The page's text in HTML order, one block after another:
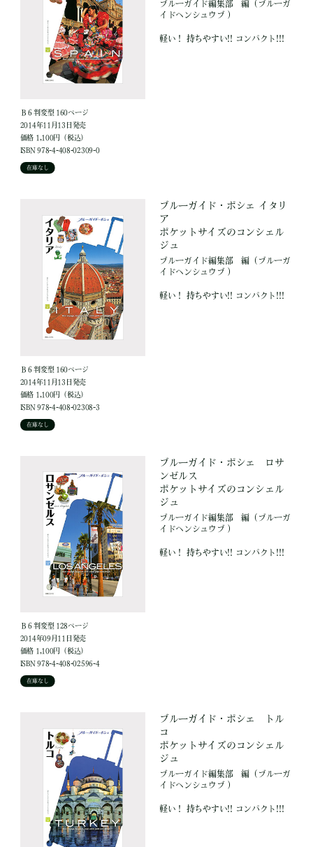
Ｂ６判変型 160ページ
2014年11月13日発売
価格 1,100円（税込）
ISBN 978-4-408-02309-0
在庫なし
ブルーガイド編集部 編 （ブルーガ
イドヘンシュウブ ）
軽い！ 持ちやすい!! コンパクト!!!
Ｂ６判変型 160ページ
2014年11月13日発売
価格 1,100円（税込）
ISBN 978-4-408-02308-3
在庫なし
ブルーガイド・ポシェ イタリ
ア
ポケットサイズのコンシェル
ジュ
ブルーガイド編集部 編 （ブルーガ
イドヘンシュウブ ）
軽い！ 持ちやすい!! コンパクト!!!
Ｂ６判変型 128ページ
2014年09月11日発売
価格 1,100円（税込）
ISBN 978-4-408-02596-4
在庫なし
ブルーガイド・ポシェ ロサ
ンゼルス
ポケットサイズのコンシェル
ジュ
ブルーガイド編集部 編 （ブルーガ
イドヘンシュウブ ）
軽い！ 持ちやすい!! コンパクト!!!
ブルーガイド・ポシェ トル
コ
ポケットサイズのコンシェル
ジュ
ブルーガイド編集部 編 （ブルーガ
イドヘンシュウブ ）
軽い！ 持ちやすい!! コンパクト!!!